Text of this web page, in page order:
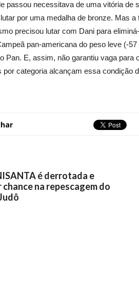
passou necessitava de uma vitória de
por uma medalha de bronze. Mas
precisou lutar com Dani para
pan-americana do peso leve (-
Pan. E, assim, não garantiu vaga
por categoria alcançam essa condição
é derrotada e
na repescagem do